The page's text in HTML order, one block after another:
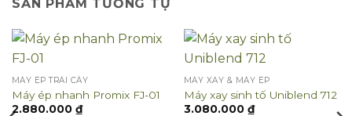
SẢN PHẨM TƯƠNG TỰ
MÁY ÉP TRÁI CÂY
Máy ép nhanh Promix FJ-01
2.880.000 ₫
MÁY XAY & MÁY ÉP
Máy xay sinh tố Uniblend 712
3.080.000 ₫